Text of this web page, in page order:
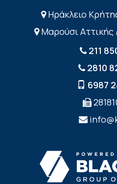
Ηράκλειο
Μαρούσι Αττικής
211
2810
6987